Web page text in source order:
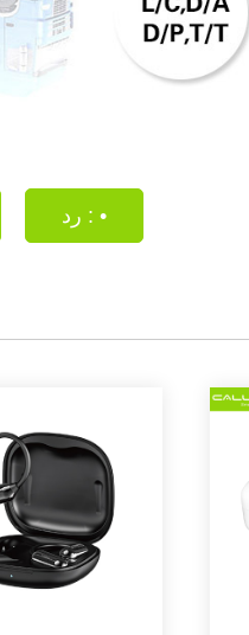
رد : •